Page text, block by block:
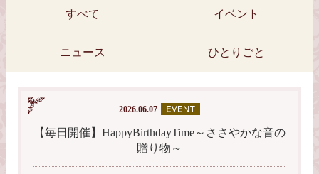
すべて イベント
ニュース ひとりごと
2026.06.07
【毎日開催】HappyBirthdayTime～ささやかな音の
贈り物～